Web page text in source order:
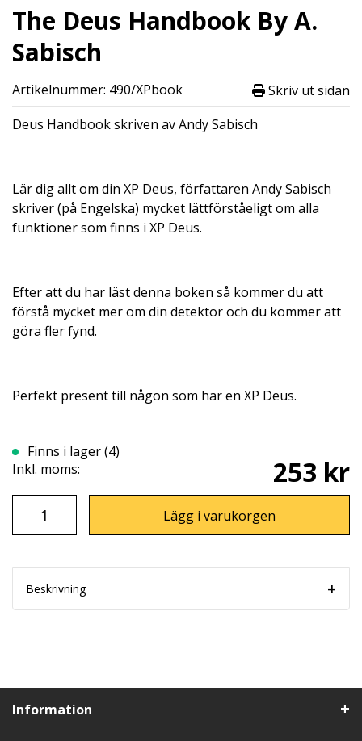
The Deus Handbook By A.
Sabisch
Artikelnummer: 490/XPbook
Skriv ut sidan
Deus Handbook skriven av Andy Sabisch
Lär dig allt om din XP Deus, författaren Andy Sabisch
skriver (på Engelska) mycket lättförståeligt om alla
funktioner som finns i XP Deus.
Efter att du har läst denna boken så kommer du att
förstå mycket mer om din detektor och du kommer att
göra fler fynd.
Perfekt present till någon som har en XP Deus.
Finns i lager (4)
Inkl. moms:
253 kr
Lägg i varukorgen
Beskrivning
Information